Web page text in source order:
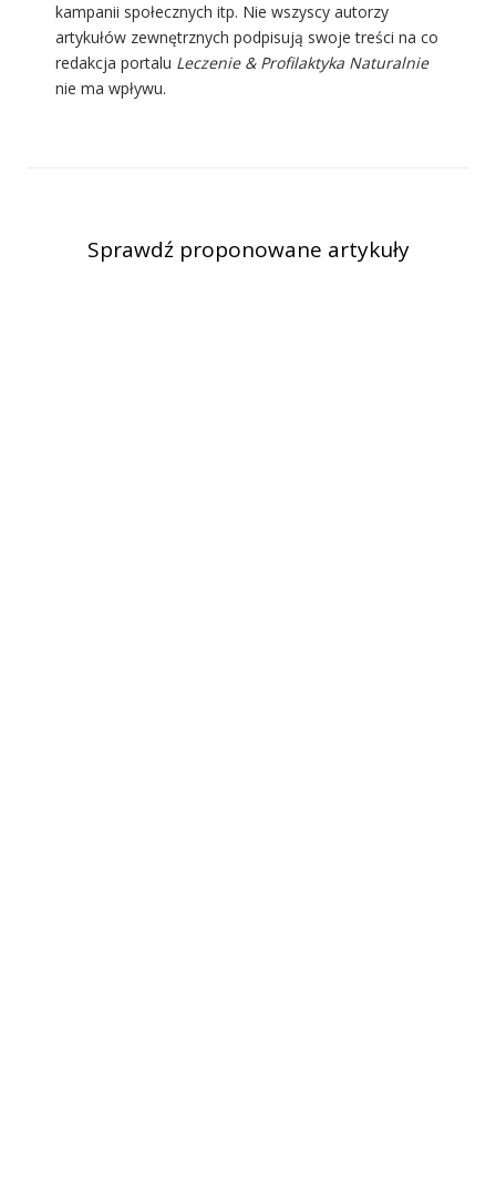
kampanii społecznych itp. Nie wszyscy autorzy
artykułów zewnętrznych podpisują swoje treści na co
redakcja portalu Leczenie & Profilaktyka Naturalnie
nie ma wpływu.
Sprawdź proponowane artykuły